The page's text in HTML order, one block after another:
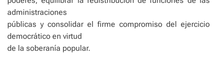
administraciones
públicas y consolidar el firme compromiso del ejercicio
democrático en virtud
de la soberanía popular.